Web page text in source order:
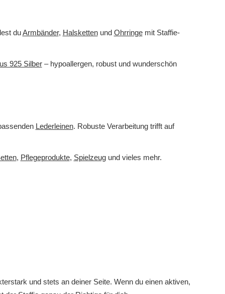
duArmbänder, Halskettenund Ohrringemit Staffie-
925 Silber– hypoallergen, robust und wunderschön
Lederleinen. Robuste Verarbeitung trifft auf
, Pflegeprodukte, Spielzeugund vieles mehr.
und stets an deiner Seite. Wenn du einen aktiven,